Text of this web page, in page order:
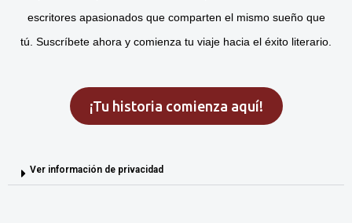
escritores apasionados que comparten el mismo sueño que
tú. Suscríbete ahora y comienza tu viaje hacia el éxito literario.
¡Tu historia comienza aquí!
Ver información de privacidad